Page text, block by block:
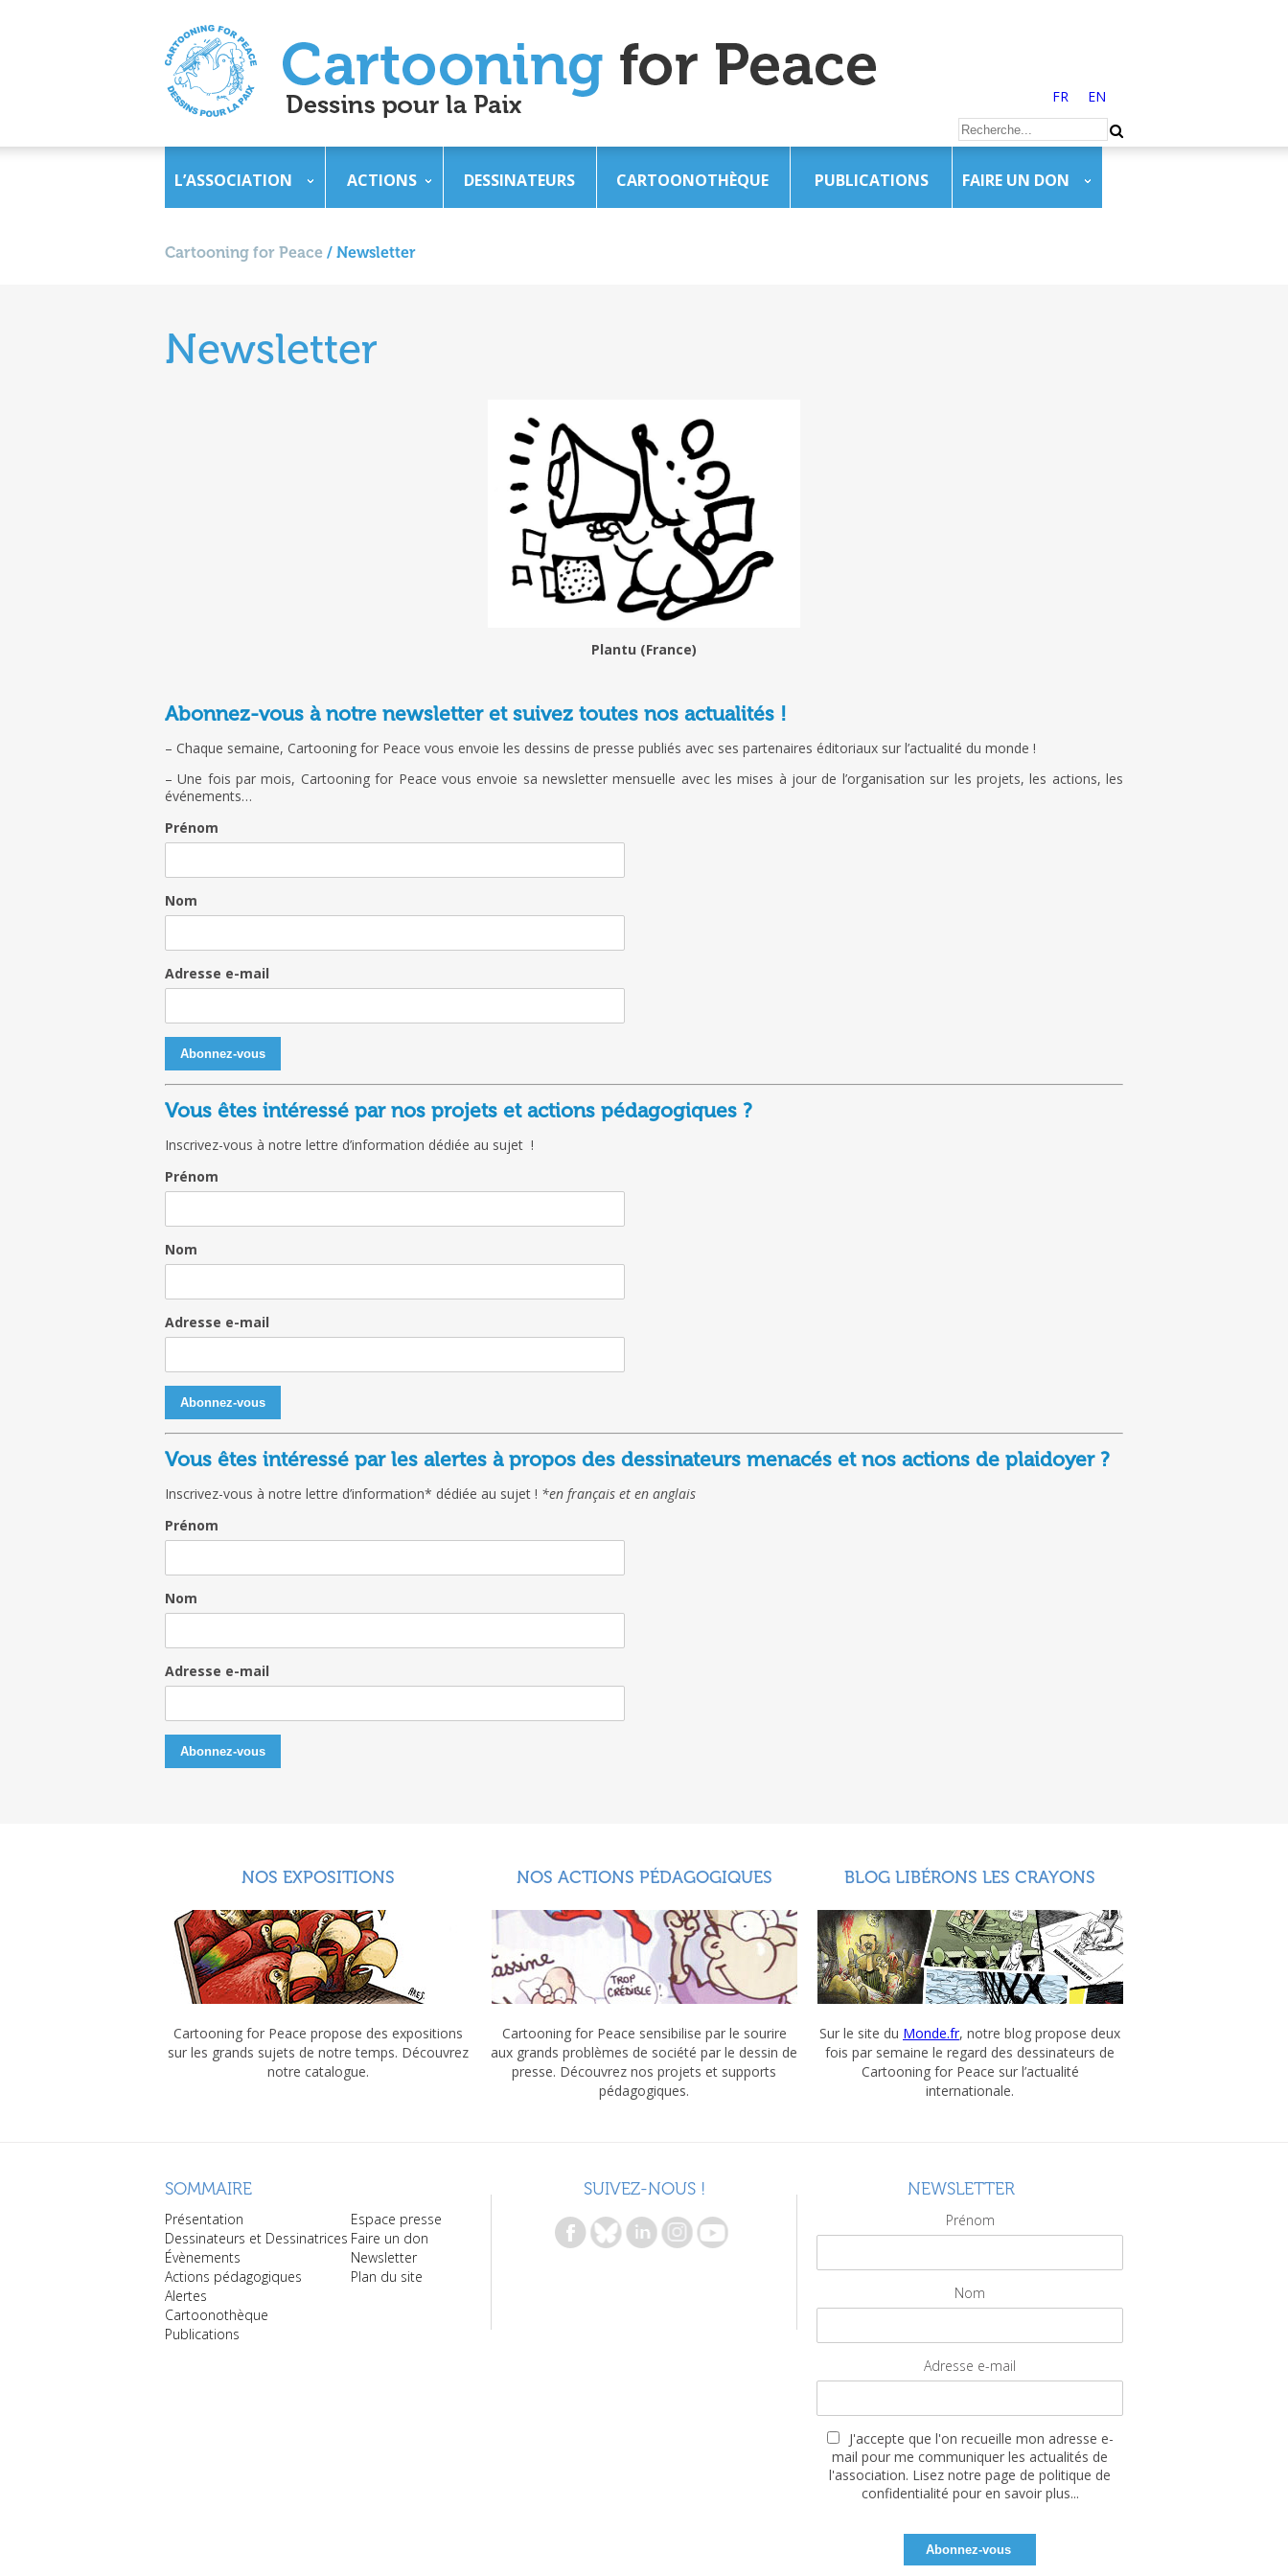
FR EN
L’ASSOCIATION ACTIONS DESSINATEURS CARTOONOTHÈQUE PUBLICATIONS FAIRE UN DON
Cartooning for Peace / Newsletter
Newsletter
Plantu (France)
Abonnez-vous à notre newsletter et suivez toutes nos actualités !
– Chaque semaine, Cartooning for Peace vous envoie les dessins de presse publiés avec ses partenaires éditoriaux sur l’actualité du monde !
– Une fois par mois, Cartooning for Peace vous envoie sa newsletter mensuelle avec les mises à jour de l’organisation sur les projets, les actions, les
événements…
Prénom
Nom
Adresse e-mail
Vous êtes intéressé par nos projets et actions pédagogiques ?
Inscrivez-vous à notre lettre d’information dédiée au sujet !
Prénom
Nom
Adresse e-mail
Vous êtes intéressé par les alertes à propos des dessinateurs menacés et nos actions de plaidoyer ?
Inscrivez-vous à notre lettre d’information* dédiée au sujet ! *en français et en anglais
Prénom
Nom
Adresse e-mail
NOS EXPOSITIONS
Cartooning for Peace propose des expositions
sur les grands sujets de notre temps. Découvrez
notre catalogue.
NOS ACTIONS PÉDAGOGIQUES
Cartooning for Peace sensibilise par le sourire
aux grands problèmes de société par le dessin de
presse. Découvrez nos projets et supports
pédagogiques.
BLOG LIBÉRONS LES CRAYONS
Sur le site du Monde.fr, notre blog propose deux
fois par semaine le regard des dessinateurs de
Cartooning for Peace sur l’actualité
internationale.
SOMMAIRE
Présentation
Dessinateurs et Dessinatrices
Évènements
Actions pédagogiques
Alertes
Cartoonothèque
Publications
Espace presse
Faire un don
Newsletter
Plan du site
SUIVEZ-NOUS ! NEWSLETTER
Prénom
Nom
Adresse e-mail
J'accepte que l'on recueille mon adresse e-
mail pour me communiquer les actualités de
l'association. Lisez notre page de politique de
confidentialité pour en savoir plus...